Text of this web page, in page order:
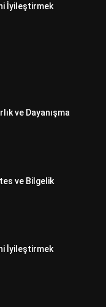
İyileştirmek
ve Dayanışma
ve Bilgelik
İyileştirmek